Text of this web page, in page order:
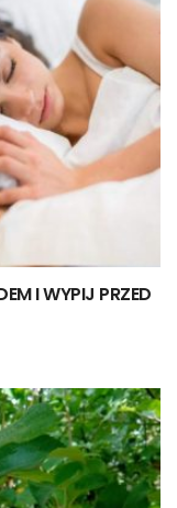
I WYPIJ PRZED